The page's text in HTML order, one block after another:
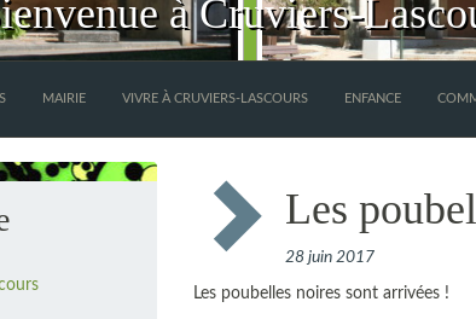
à Cruviers-
MAIRIE VIVRE À CRUVIERS-LASCOURS ENFANCE
Les
28 juin 2017
Les poubelles noires sont arrivées !